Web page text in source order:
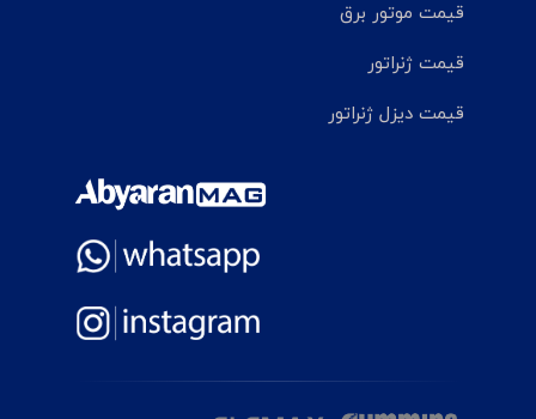
قیمت موتور برق
قیمت ژنراتور
قیمت دیزل ژنراتور